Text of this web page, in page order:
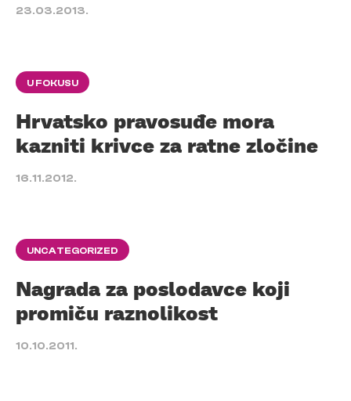
23.03.2013.
U FOKUSU
Hrvatsko pravosuđe mora
kazniti krivce za ratne zločine
16.11.2012.
UNCATEGORIZED
Nagrada za poslodavce koji
promiču raznolikost
10.10.2011.